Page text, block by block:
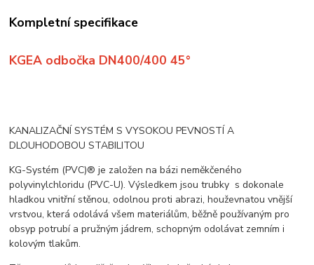
Kompletní specifikace
KGEA odbočka DN400/400 45°
KANALIZAČNÍ SYSTÉM S VYSOKOU PEVNOSTÍ A
DLOUHODOBOU STABILITOU
KG-Systém (PVC)® je založen na bázi neměkčeného
polyvinylchloridu (PVC-U). Výsledkem jsou trubky s dokonale
hladkou vnitřní stěnou, odolnou proti abrazi, houževnatou vnější
vrstvou, která odolává všem materiálům, běžně používaným pro
obsyp potrubí a pružným jádrem, schopným odolávat zemním i
kolovým tlakům.